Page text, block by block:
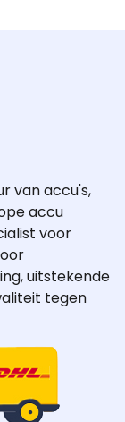
van accu's,
accu
voor
uitstekende
tegen